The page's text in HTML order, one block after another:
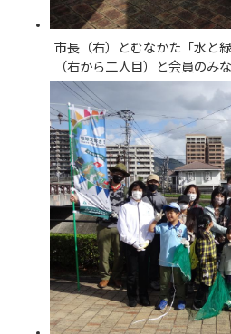
市長（右）とむなかた「水と
（右から二人目）と会員のみ